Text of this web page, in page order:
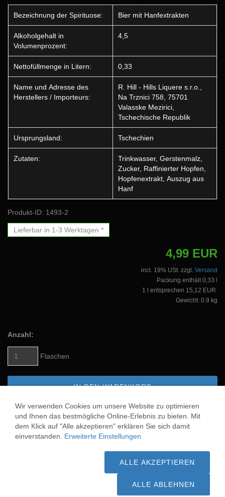
Bezeichnung der Spirituose: Bier mit Hanfextrakten
Alkoholgehalt in
Volumenprozent:
4,5
Nettofüllmenge in Litern: 0,33
Name und Adresse des
Herstellers / Importeurs:
R. Hill - Hills Liquere s.r.o.,
Na Trznici 758, 75701
Valasske Mezirici,
Tschechische Republik
Ursprungsland: Tschechien
Zutaten:
Trinkwasser, Gerstenmalz,
Zucker, Raffinierter Hopfen,
Hopfenextrakt, Auszug aus
Hanf
Produkt-ID: 1493-2
Lieferbar in 1-3 Werktagen *
4,99 EUR
incl. 19% USt. zzgl. Versand
Packung enthält 0,33 l
1 l entsprechen 15,12 EUR
Gewicht: 0.9 kg
Anzahl:
Flaschen
IN DEN WARENKORB
AUF DEN MERKZETTEL
* Gilt für Lieferungen nach Deutschland. Lieferzeiten für andere
Wir verwenden Cookies um unsere Website zu optimieren
und Ihnen das bestmögliche Online-Erlebnis zu bieten. Mit
dem Klick auf "Alle akzeptieren" erklären Sie sich damit
einverstanden. Erweiterte Einstellungen
ALLE AKZEPTIEREN
ALLE ABLEHNEN